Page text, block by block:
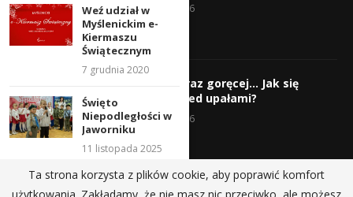
5 sierpnia 2026
Gorąco, coraz goręcej… Jak się
chronić przed upałami?
4 sierpnia 2026
Weź udział w
Myślenickim e-
Kiermaszu
Świątecznym
7 grudnia 2020
Święto
Niepodległości w
Jaworniku
11 listopada 2025
Serce na nakrętki
Ta strona korzysta z plików cookie, aby poprawić komfort